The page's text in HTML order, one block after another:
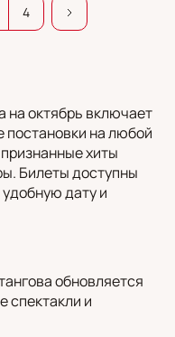
4
на октябрь включает
на любой
хиты
Билеты доступны
дату и
обновляется
спектакли и